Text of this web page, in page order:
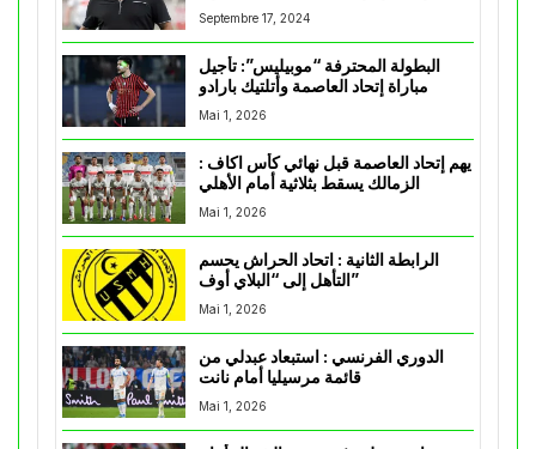
Septembre 17, 2024
البطولة المحترفة “موبيليس”: تأجيل
مباراة إتحاد العاصمة وأتلتيك بارادو
Mai 1, 2026
يهم إتحاد العاصمة قبل نهائي كأس اكاف :
Mai 1, 2026
الرابطة الثانية : اتحاد الحراش يحسم
التأهل إلى “البلاي أوف”
Mai 1, 2026
الدوري الفرنسي : استبعاد عبدلي من
قائمة مرسيليا أمام نانت
Mai 1, 2026